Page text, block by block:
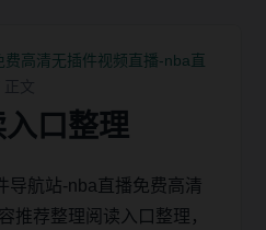
费高清无插件视频直播-nba直
口整理
导航站-nba直播免费高清
推荐整理阅读入口整理，